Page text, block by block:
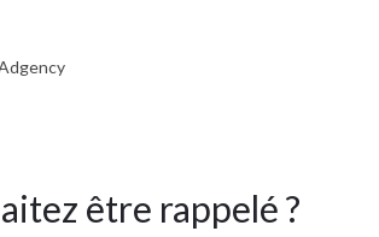
être rappelé ?